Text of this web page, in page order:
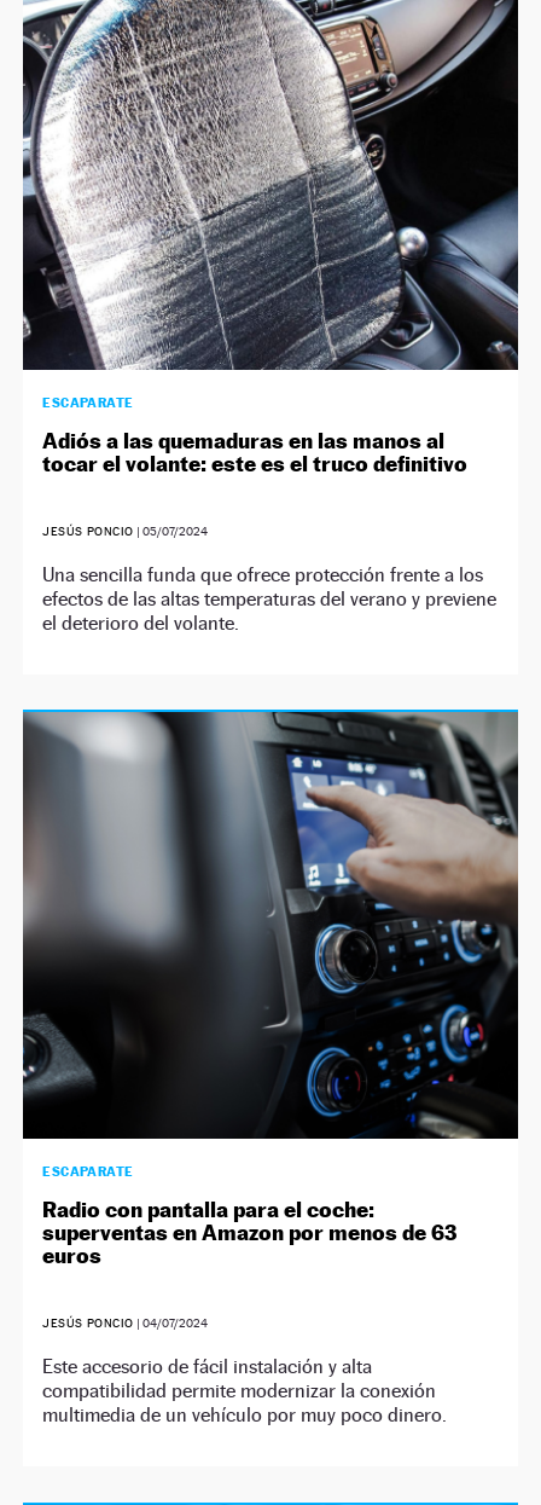
ESCAPARATE
Adiós a las quemaduras en las manos al
tocar el volante: este es el truco definitivo
JESÚS PONCIO |05/07/2024
Una sencilla funda que ofrece protección frente a los
efectos de las altas temperaturas del verano y previene
el deterioro del volante.
ESCAPARATE
Radio con pantalla para el coche:
superventas en Amazon por menos de 63
euros
JESÚS PONCIO |04/07/2024
Este accesorio de fácil instalación y alta
compatibilidad permite modernizar la conexión
multimedia de un vehículo por muy poco dinero.